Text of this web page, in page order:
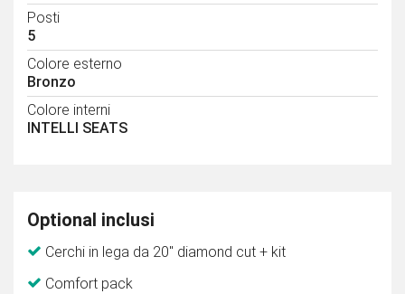
Posti
5
Colore esterno
Bronzo
Colore interni
INTELLI SEATS
Optional inclusi
Cerchi in lega da 20" diamond cut + kit
Comfort pack